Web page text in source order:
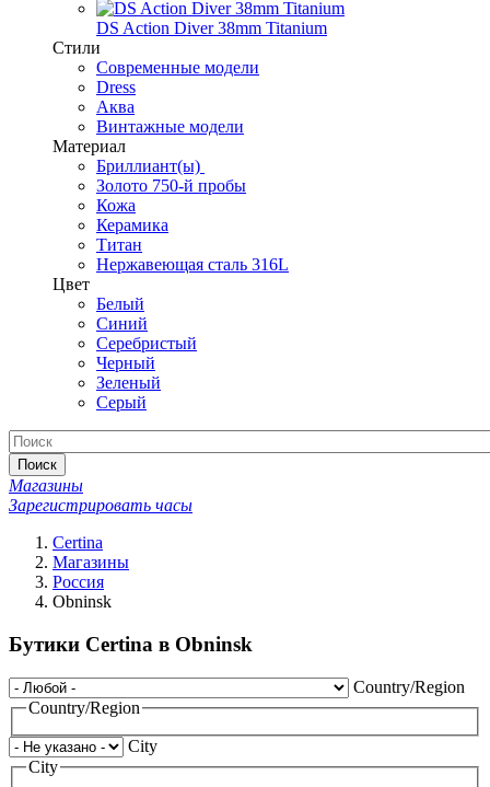
DS Action Diver 38mm Titanium
Стили
Современные модели
Dress
Аква
Винтажные модели
Материал
Бриллиант(ы)
Золото 750-й пробы
Кожа
Керамика
Титан
Нержавеющая сталь 316L
Цвет
Белый
Синий
Серебристый
Черный
Зеленый
Серый
Поиск
Магазины
Зарегистрировать часы
Certina
Магазины
Россия
Obninsk
Бутики Certina в Obninsk
Country/Region
Country/Region
City
City